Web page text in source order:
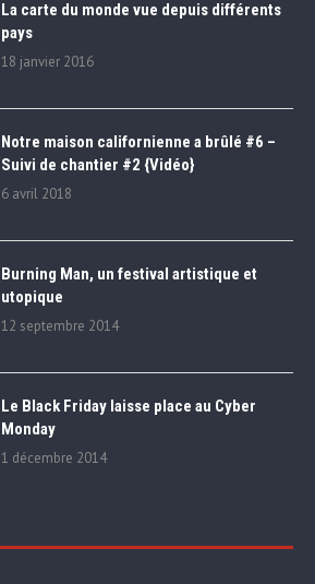
La carte du monde vue depuis différents
pays
18 janvier 2016
Notre maison californienne a brûlé #6 –
Suivi de chantier #2 {Vidéo}
6 avril 2018
Burning Man, un festival artistique et
utopique
12 septembre 2014
Le Black Friday laisse place au Cyber
Monday
1 décembre 2014